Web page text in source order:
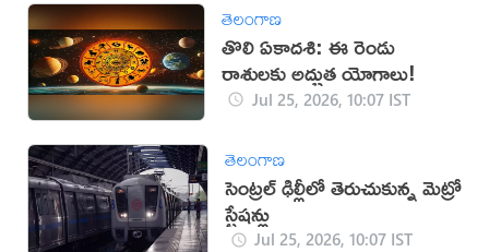
తెలంగాణ
తొలి ఏకాదశి: ఈ రెండు
రాశులకు అద్భుత యోగాలు!
Jul 25, 2026, 10:07 IST
తెలంగాణ
సెంట్రల్ ఢిల్లీలో తెరుచుకున్న మెట్రో
స్టేషన్లు
Jul 25, 2026, 10:07 IST